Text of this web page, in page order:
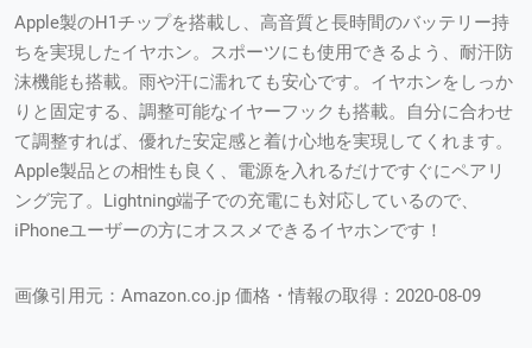
Apple製のH1チップを搭載し、高音質と長時間のバッテリー持
ちを実現したイヤホン。スポーツにも使用できるよう、耐汗防
沫機能も搭載。雨や汗に濡れても安心です。イヤホンをしっか
りと固定する、調整可能なイヤーフックも搭載。自分に合わせ
て調整すれば、優れた安定感と着け心地を実現してくれます。
Apple製品との相性も良く、電源を入れるだけですぐにペアリ
ング完了。Lightning端子での充電にも対応しているので、
iPhoneユーザーの方にオススメできるイヤホンです！
画像引用元：Amazon.co.jp 価格・情報の取得：2020-08-09